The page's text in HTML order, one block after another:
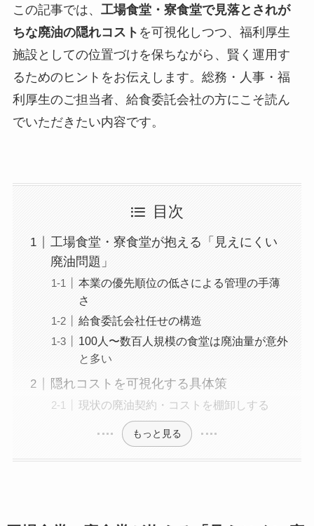
この記事では、 工場食堂・寮食堂で見落とされが
ちな廃油の隠れコスト を可視化しつつ、福利厚生
施設としての位置づけを保ちながら、賢く運用す
るためのヒントをお伝えします。総務・人事・福
利厚生のご担当者、給食委託会社の方にこそ読ん
でいただきたい内容です。
目次
工場食堂・寮食堂が抱える「見えにくい
廃油問題」
本業の優先順位の低さによる管理の手薄
さ
給食委託会社任せの構造
100人〜数百人規模の食堂は廃油量が意外
と多い
隠れコストを可視化する具体策
現状の廃油契約・コストを棚卸しする
もっと見る